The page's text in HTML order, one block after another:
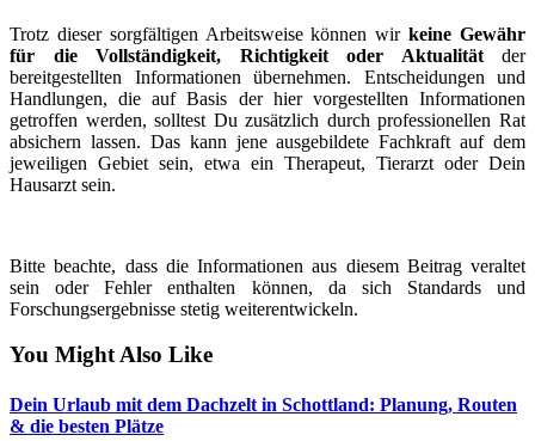
Trotz dieser sorgfältigen Arbeitsweise können wirkeine Gewähr
für die Vollständigkeit, Richtigkeit oder Aktualitätder
bereitgestellten Informationen übernehmen. Entscheidungen und
Handlungen, die auf Basis der hier vorgestellten Informationen
getroffen werden, solltest Du zusätzlich durch professionellen Rat
absichern lassen. Das kann jene ausgebildete Fachkraft auf dem
jeweiligen Gebiet sein, etwa ein Therapeut, Tierarzt oder Dein
Hausarzt sein.
Bitte beachte, dass die Informationen aus diesem Beitrag veraltet
sein oder Fehler enthalten können, da sich Standards und
Forschungsergebnisse stetig weiterentwickeln.
You Might Also Like
Dein Urlaub mit dem Dachzelt in Schottland: Planung, Routen
& die besten Plätze